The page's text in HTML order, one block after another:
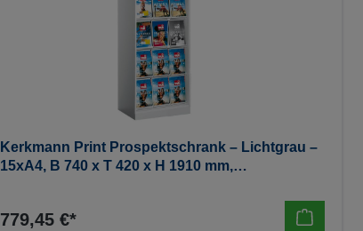
Kerkmann Print Prospektschrank – Lichtgrau –
15xA4, B 740 x T 420 x H 1910 mm,
779,45 €*